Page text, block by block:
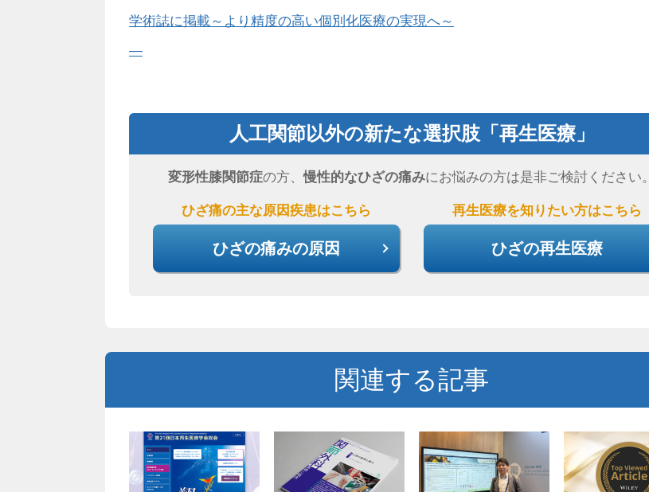
学術誌に掲載～より精度の高い個別化医療の実現へ～
―
人工関節以外の新たな選択肢「再生医療」
変形性膝関節症の方、慢性的なひざの痛みにお悩みの方は是非ご検討ください。
ひざ痛の主な原因疾患はこちら
ひざの痛みの原因
再生医療を知りたい方はこちら
ひざの再生医療
関連する記事